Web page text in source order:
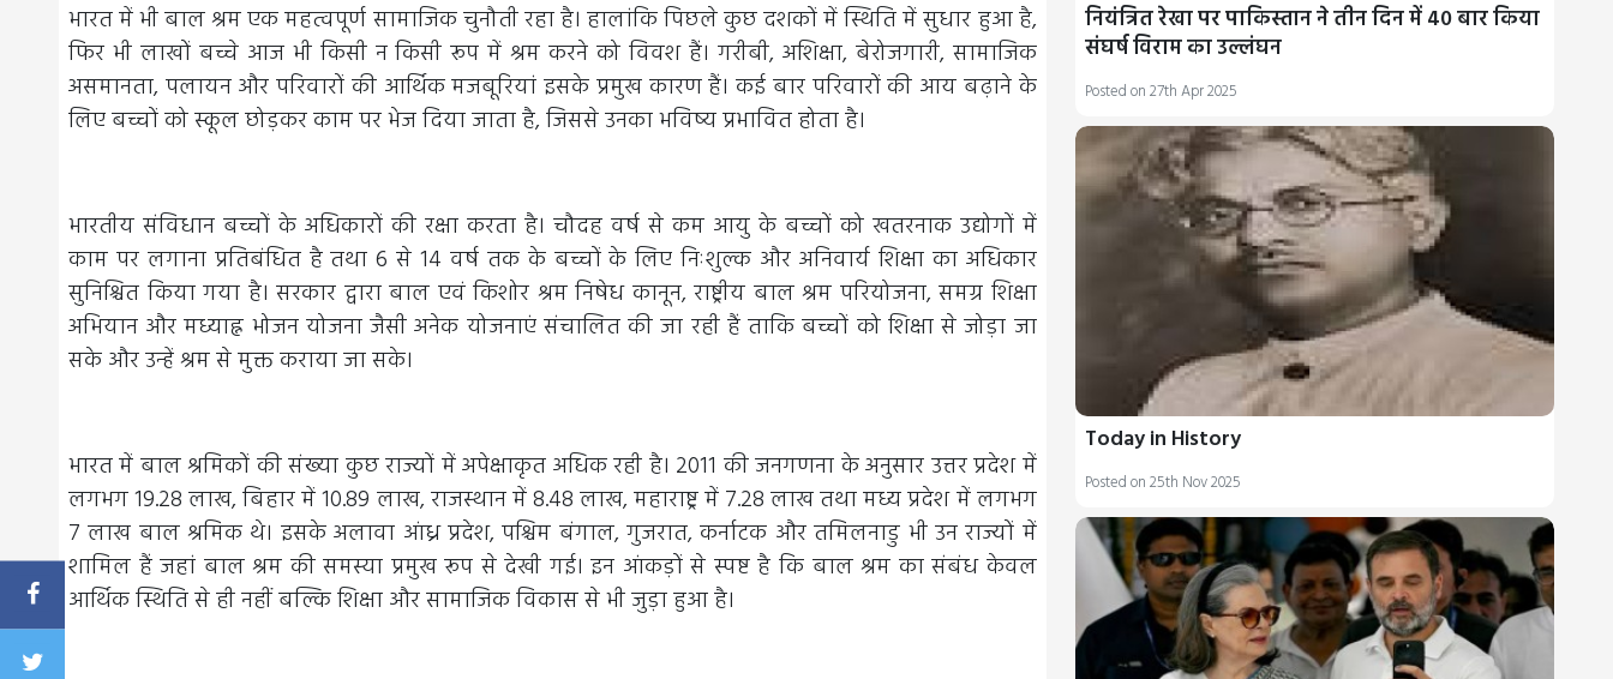
भारत में भी बाल श्रम एक महत्वपूर्ण सामाजिक चुनौती रहा है। हालांकि पिछले कुछ दशकों में स्थिति में सुधार हुआ है,
फिर भी लाखों बच्चे आज भी किसी न किसी रूप में श्रम करने को विवश हैं। गरीबी, अशिक्षा, बेरोजगारी, सामाजिक
असमानता, पलायन और परिवारों की आर्थिक मजबूरियां इसके प्रमुख कारण हैं। कई बार परिवारों की आय बढ़ाने के
लिए बच्चों को स्कूल छोड़कर काम पर भेज दिया जाता है, जिससे उनका भविष्य प्रभावित होता है।
भारतीय संविधान बच्चों के अधिकारों की रक्षा करता है। चौदह वर्ष से कम आयु के बच्चों को खतरनाक उद्योगों में
काम पर लगाना प्रतिबंधित है तथा 6 से 14 वर्ष तक के बच्चों के लिए निःशुल्क और अनिवार्य शिक्षा का अधिकार
सुनिश्चित किया गया है। सरकार द्वारा बाल एवं किशोर श्रम निषेध कानून, राष्ट्रीय बाल श्रम परियोजना, समग्र शिक्षा
अभियान और मध्याह्न भोजन योजना जैसी अनेक योजनाएं संचालित की जा रही हैं ताकि बच्चों को शिक्षा से जोड़ा जा
सके और उन्हें श्रम से मुक्त कराया जा सके।
भारत में बाल श्रमिकों की संख्या कुछ राज्यों में अपेक्षाकृत अधिक रही है। 2011 की जनगणना के अनुसार उत्तर प्रदेश में
लगभग 19.28 लाख, बिहार में 10.89 लाख, राजस्थान में 8.48 लाख, महाराष्ट्र में 7.28 लाख तथा मध्य प्रदेश में लगभग
7 लाख बाल श्रमिक थे। इसके अलावा आंध्र प्रदेश, पश्चिम बंगाल, गुजरात, कर्नाटक और तमिलनाडु भी उन राज्यों में
शामिल हैं जहां बाल श्रम की समस्या प्रमुख रूप से देखी गई। इन आंकड़ों से स्पष्ट है कि बाल श्रम का संबंध केवल
आर्थिक स्थिति से ही नहीं बल्कि शिक्षा और सामाजिक विकास से भी जुड़ा हुआ है।
नियंत्रित रेखा पर पाकिस्तान ने तीन दिन में 40 बार किया
संघर्ष विराम का उल्लंघन
Posted on 27th Apr 2025
Today in History
Posted on 25th Nov 2025